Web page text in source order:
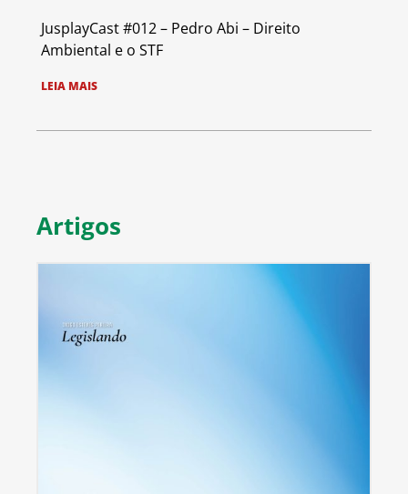
JusplayCast #012 – Pedro Abi – Direito
Ambiental e o STF
LEIA MAIS
Artigos